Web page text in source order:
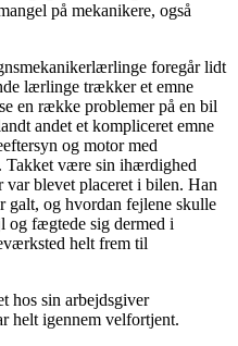
på mekanikere, også
foregår lidt
lærlinge trækker et emne
en række problemer på en bil
andet et kompliceret emne
og motor med
Takket være sin ihærdighed
blevet placeret i bilen. Han
galt, og hvordan fejlene skulle
og fægtede sig dermed i
helt frem til
hos sin arbejdsgiver
helt igennem velfortjent.